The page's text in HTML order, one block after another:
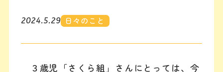
2024.5.29 日々のこと
３歳児「さくら組」さんにとっては、今